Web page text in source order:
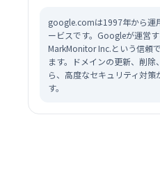
google.comは1997年から運
ービスです。Googleが運営
MarkMonitor Inc.という信頼
ます。ドメインの更新、削
ら、高度なセキュリティ対
す。